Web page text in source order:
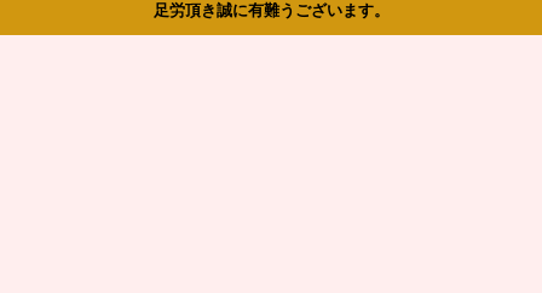
足労頂き誠に有難うございます。